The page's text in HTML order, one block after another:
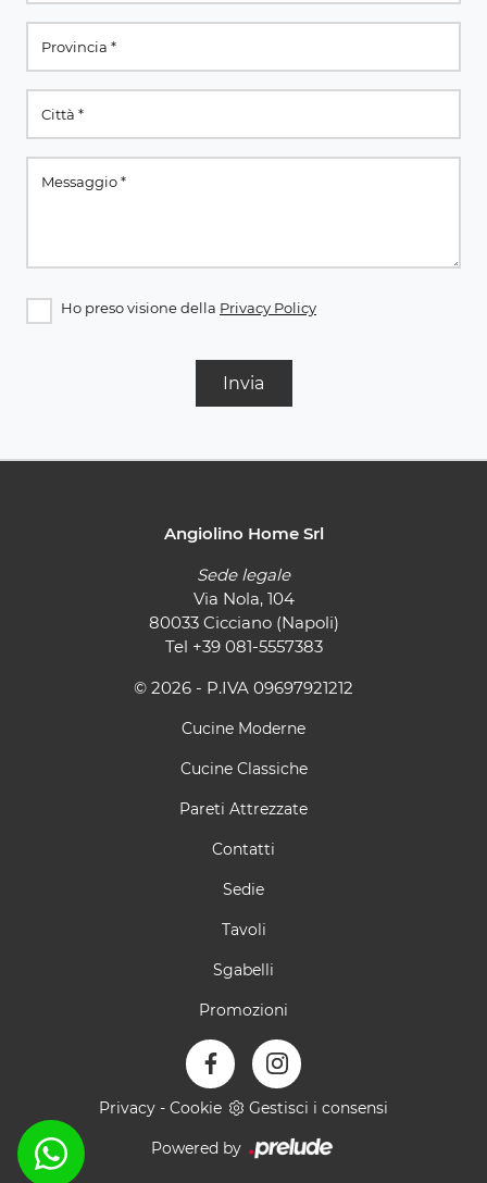
Ho preso visione della Privacy Policy
Invia
Angiolino Home Srl
Sede legale
Via Nola, 104
80033 Cicciano (Napoli)
Tel +39 081-5557383
© 2026 - P.IVA 09697921212
Cucine Moderne
Cucine Classiche
Pareti Attrezzate
Contatti
Sedie
Tavoli
Sgabelli
Promozioni
Privacy - Cookie Gestisci i consensi
Powered by